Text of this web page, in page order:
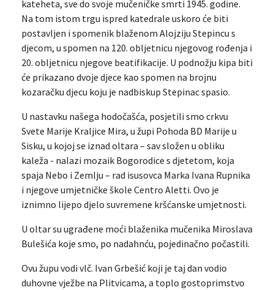
kateheta, sve do svoje mučeničke smrti 1945. godine.
Na tom istom trgu ispred katedrale uskoro će biti
postavljen i spomenik blaženom Alojziju Stepincu s
djecom, u spomen na 120. obljetnicu njegovog rođenja i
20. obljetnicu njegove beatifikacije. U podnožju kipa biti
će prikazano dvoje djece kao spomen na brojnu
kozaračku djecu koju je nadbiskup Stepinac spasio.
U nastavku našega hodočašća, posjetili smo crkvu
Svete Marije Kraljice Mira, u župi Pohoda BD Marije u
Sisku, u kojoj se iznad oltara – sav složen u obliku
kaleža - nalazi mozaik Bogorodice s djetetom, koja
spaja Nebo i Zemlju – rad isusovca Marka Ivana Rupnika
i njegove umjetničke škole Centro Aletti. Ovo je
iznimno lijepo djelo suvremene kršćanske umjetnosti.
U oltar su ugrađene moći blaženika mučenika Miroslava
Bulešića koje smo, po nadahnću, pojedinačno počastili.
Ovu župu vodi vlč. Ivan Grbešić koji je taj dan vodio
duhovne vježbe na Plitvicama, a toplo gostoprimstvo